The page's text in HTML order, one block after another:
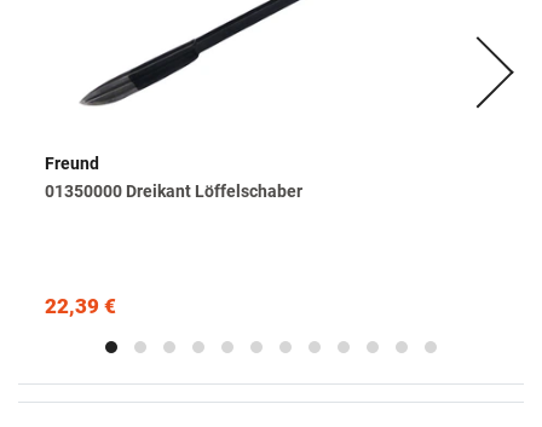
Freund
01350000 Dreikant Löffelschaber
22,39 €